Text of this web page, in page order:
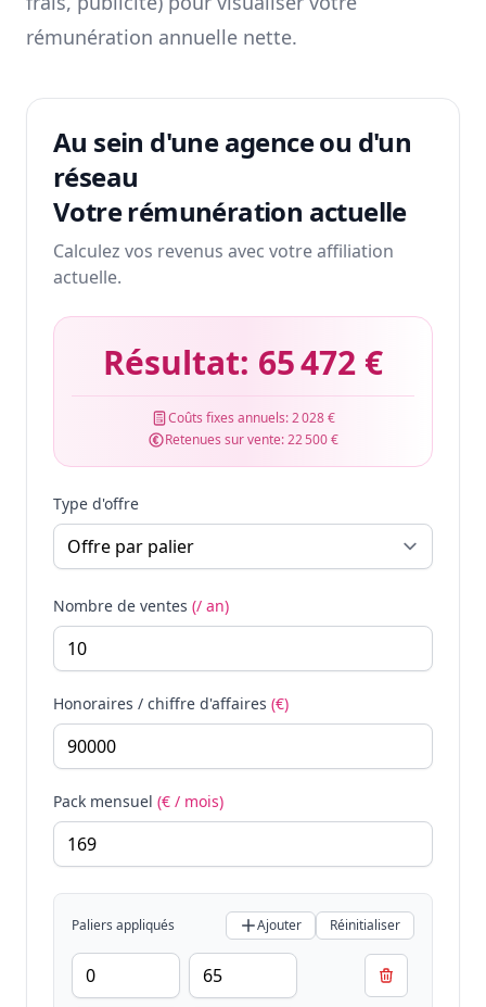
rémunération annuelle nette.
Au sein d'une agence ou d'un
réseau
Votre rémunération actuelle
Calculez vos revenus avec votre affiliation
actuelle.
Résultat: 65 472 €
Coûts fixes annuels:2 028 €
Retenues sur vente:22 500 €
Type d'offre
Nombre de ventes (/ an)
Honoraires / chiffre d'affaires (€)
Pack mensuel (€ / mois)
Paliers appliqués Ajouter Réinitialiser